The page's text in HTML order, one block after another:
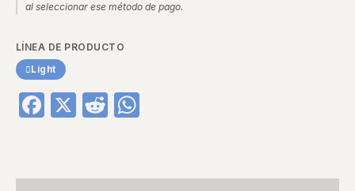
al seleccionar ese método de pago.
LÍNEA DE PRODUCTO
Light
Facebook
X Reddit